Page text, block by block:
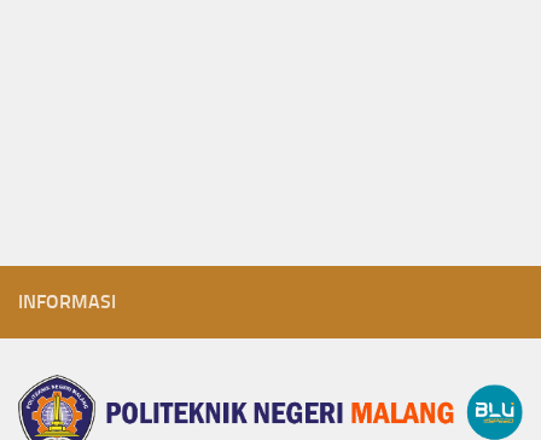
INFORMASI